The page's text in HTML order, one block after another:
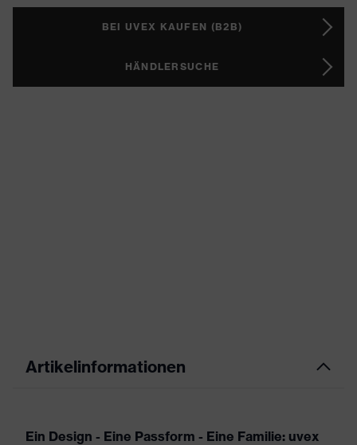
BEI UVEX KAUFEN (B2B)
HÄNDLERSUCHE
Artikelinformationen
Ein Design - Eine Passform - Eine Familie: uvex